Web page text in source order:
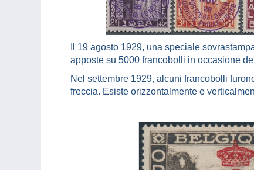
Il 19 agosto 1929, una speciale
apposte su 5000 francobolli in occasione
Nel settembre 1929, alcuni francobolli
freccia. Esiste orizzontalmente e